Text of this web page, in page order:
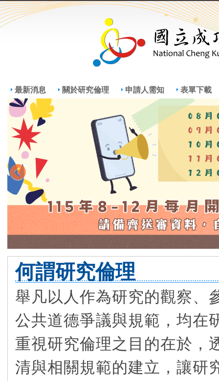
最新消息 關於研究倫理 申請人需知 表單下載
何謂研究倫理
舉凡以人作為研究的觀察、
公共道德爭議與規範，均在
重視研究倫理之目的在於，
清與相關規範的建立，讓研